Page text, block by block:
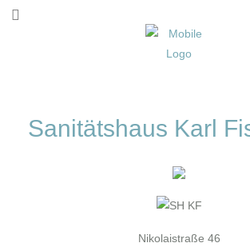
Sanitätshaus Karl
Nikolaistraße 46